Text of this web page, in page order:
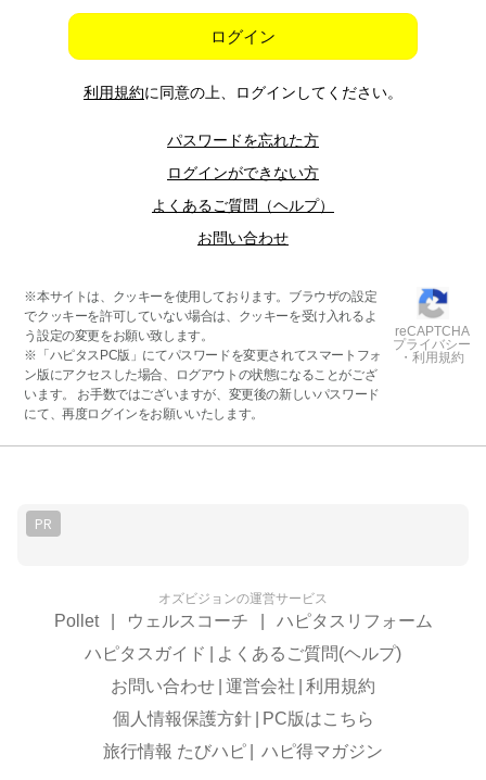
ログイン
利用規約に同意の上、ログインしてください。
パスワードを忘れた方
ログインができない方
よくあるご質問（ヘルプ）
お問い合わせ
※本サイトは、クッキーを使用しております。ブラウザの設定
でクッキーを許可していない場合は、クッキーを受け入れるよ
う設定の変更をお願い致します。
※「ハピタスPC版」にてパスワードを変更されてスマートフォ
ン版にアクセスした場合、ログアウトの状態になることがござ
います。 お手数ではございますが、変更後の新しいパスワード
にて、再度ログインをお願いいたします。
reCAPTCHA
プライバシー
・利用規約
PR
オズビジョンの運営サービス
Pollet ウェルスコーチ
ハピタスリフォーム
ハピタスガイド
よくあるご質問(ヘルプ)
お問い合わせ 運営会社
利用規約
個人情報保護方針
PC版はこちら
旅行情報 たびハピ
ハピ得マガジン